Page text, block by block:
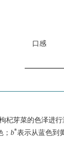
口感
杞芽菜的色泽进行
b*表示从蓝色到